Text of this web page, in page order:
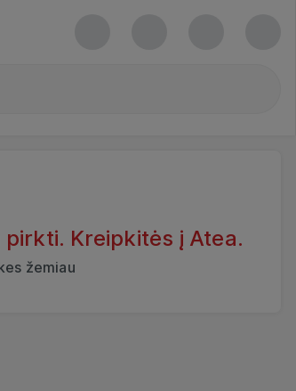
Kreipkitės į Atea.
žemiau